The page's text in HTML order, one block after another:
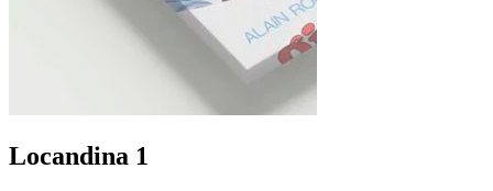
Locandina 1